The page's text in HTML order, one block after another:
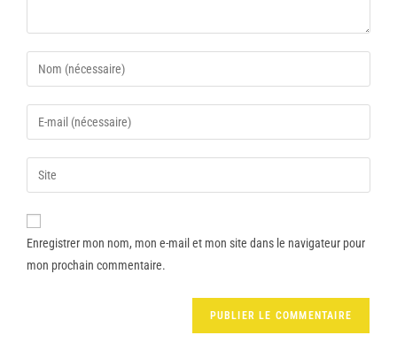
Enregistrer mon nom, mon e-mail et mon site dans le navigateur pour
mon prochain commentaire.